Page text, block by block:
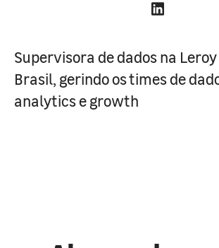
Supervisora de dados na
Brasil, gerindo os times de
analytics e growth